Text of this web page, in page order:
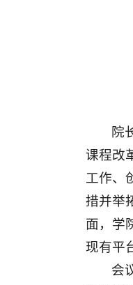
院
课程改
工作、
措并举
面，学
现有平
会